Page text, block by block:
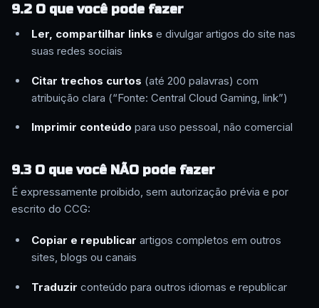
9.2 O que você pode fazer
Ler, compartilhar links e divulgar artigos do site nas
suas redes sociais
Citar trechos curtos (até 200 palavras) com
atribuição clara (“Fonte: Central Cloud Gaming, link”)
Imprimir conteúdo para uso pessoal, não comercial
9.3 O que você NÃO pode fazer
É expressamente proibido, sem autorização prévia e por
escrito do CCG:
Copiar e republicar artigos completos em outros
sites, blogs ou canais
Traduzir conteúdo para outros idiomas e republicar